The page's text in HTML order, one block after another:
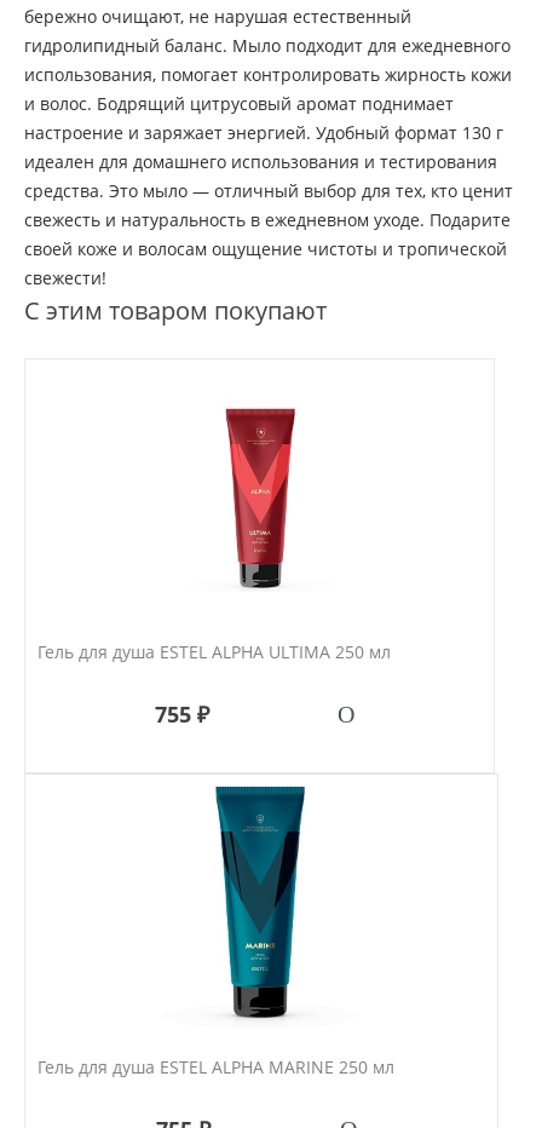
бережно очищают, не нарушая естественный
гидролипидный баланс. Мыло подходит для ежедневного
использования, помогает контролировать жирность кожи
и волос. Бодрящий цитрусовый аромат поднимает
настроение и заряжает энергией. Удобный формат 130 г
идеален для домашнего использования и тестирования
средства. Это мыло — отличный выбор для тех, кто ценит
свежесть и натуральность в ежедневном уходе. Подарите
своей коже и волосам ощущение чистоты и тропической
свежести!
С этим товаром покупают
Гель для душа ESTEL ALPHA ULTIMA 250 мл
755 ₽
Гель для душа ESTEL ALPHA MARINE 250 мл